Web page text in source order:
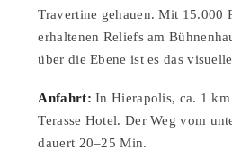
Travertine gehauen. Mit 15.000
erhaltenen Reliefs am
über die Ebene ist es das
Anfahrt: In Hierapolis, ca. 1
Terasse Hotel. Der Weg vom
dauert 20–25 Min.